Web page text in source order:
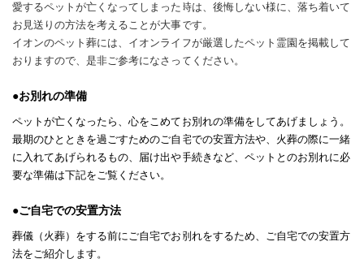
愛するペットが亡くなってしまった時は、後悔しない様に、落ち着いて
お見送りの方法を考えることが大事です。
イオンのペット葬には、イオンライフが厳選したペット霊園を掲載して
おりますので、是非ご参考になさってください。
●お別れの準備
ペットが亡くなったら、心をこめてお別れの準備をしてあげましょう。
最期のひとときを過ごすためのご自宅での安置方法や、火葬の際に一緒
に入れてあげられるもの、届け出や手続きなど、ペットとのお別れに必
要な準備は下記をご覧ください。
●ご自宅での安置方法
葬儀（火葬）をする前にご自宅でお別れをするため、ご自宅での安置方
法をご紹介します。